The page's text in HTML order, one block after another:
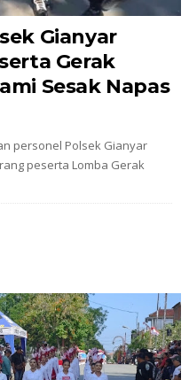
Gianyar
Gerak
Sesak Napas
personel Polsek Gianyar
peserta Lomba Gerak